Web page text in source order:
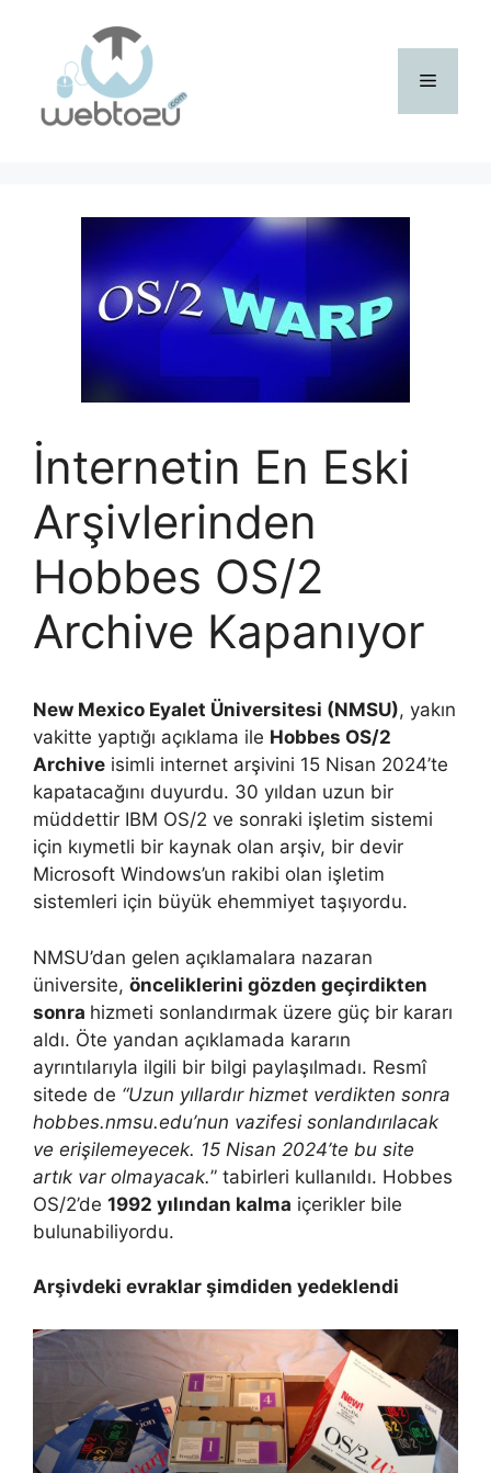
Menü
İnternetin En Eski
Arşivlerinden
Hobbes OS/2
Archive Kapanıyor
New Mexico Eyalet Üniversitesi (NMSU), yakın
vakitte yaptığı açıklama ile Hobbes OS/2
Archive isimli internet arşivini 15 Nisan 2024’te
kapatacağını duyurdu. 30 yıldan uzun bir
müddettir IBM OS/2 ve sonraki işletim sistemi
için kıymetli bir kaynak olan arşiv, bir devir
Microsoft Windows’un rakibi olan işletim
sistemleri için büyük ehemmiyet taşıyordu.
NMSU’dan gelen açıklamalara nazaran
üniversite, önceliklerini gözden geçirdikten
sonra hizmeti sonlandırmak üzere güç bir kararı
aldı. Öte yandan açıklamada kararın
ayrıntılarıyla ilgili bir bilgi paylaşılmadı. Resmî
sitede de “Uzun yıllardır hizmet verdikten sonra
hobbes.nmsu.edu’nun vazifesi sonlandırılacak
ve erişilemeyecek. 15 Nisan 2024’te bu site
artık var olmayacak.” tabirleri kullanıldı. Hobbes
OS/2’de 1992 yılından kalma içerikler bile
bulunabiliyordu.
Arşivdeki evraklar şimdiden yedeklendi